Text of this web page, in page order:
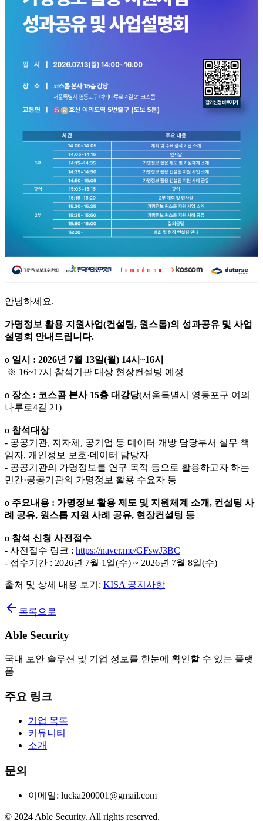
안녕하세요.
가명정보 활용 지원사업(컨설팅, 원스톱)의 성과공유 및 사업
설명회 안내드립니다.
o 일시 : 2026년 7월 13일(월) 14시~16시
※ 16~17시 참석기관 대상 현장컨설팅 예정
o 장소 : 코스콤 본사 15층 대강당(서울특별시 영등포구 여의
나루로4길 21)
o 참석대상
- 공공기관, 지자체, 공기업 등 데이터 개방 담당부서 실무 책
임자, 개인정보 보호·데이터 담당자
- 공공기관의 가명정보를 연구 목적 등으로 활용하고자 하는
민간·공공기관의 가명정보 활용 수요자 등
o 주요내용 : 가명정보 활용 제도 및 지원체계 소개, 컨설팅 사
례 공유, 원스톱 지원 사례 공유, 현장컨설팅 등
o 참석 신청 사전접수
- 사전접수 링크 : https://naver.me/GFswJ3BC
- 접수기간 : 2026년 7월 1일(수) ~ 2026년 7월 8일(수)
출처 및 상세 내용 보기: KISA 공지사항
목록으로
Able Security
국내 보안 솔루션 및 기업 정보를 한눈에 확인할 수 있는 플랫
폼
주요 링크
기업 목록
커뮤니티
소개
문의
이메일: lucka200001@gmail.com
© 2024 Able Security. All rights reserved.